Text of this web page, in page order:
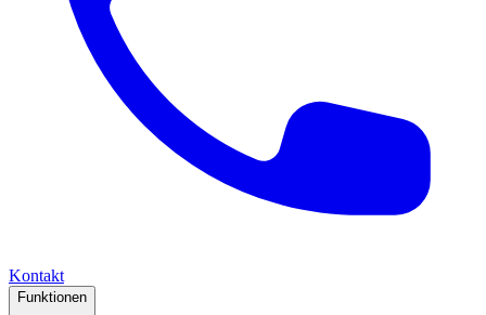
Kontakt
Funktionen